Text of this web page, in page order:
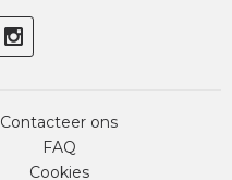
Contacteer ons
FAQ
Cookies